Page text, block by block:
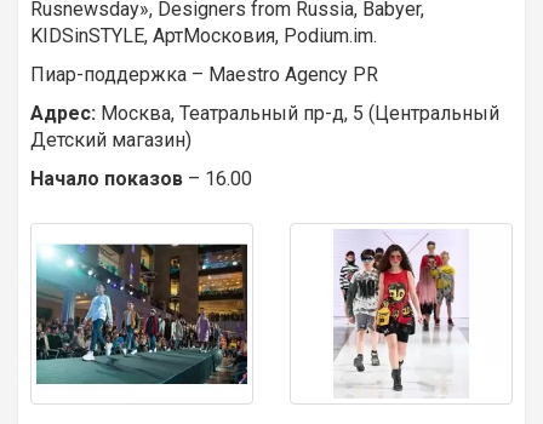
Rusnewsday», Designers from Russia, Babyer,
KIDSinSTYLE, АртМосковия, Podium.im.
Пиар-поддержка – Maestro Agency PR
Адрес: Москва, Театральный пр-д, 5 (Центральный
Детский магазин)
Начало показов – 16.00